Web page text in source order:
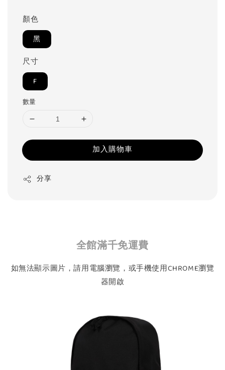
顏色
黑
尺寸
F
數量
加入購物車
分享
全館滿千免運費
如無法顯示圖片，請用電腦瀏覽，或手機使用CHROME瀏覽
器開啟